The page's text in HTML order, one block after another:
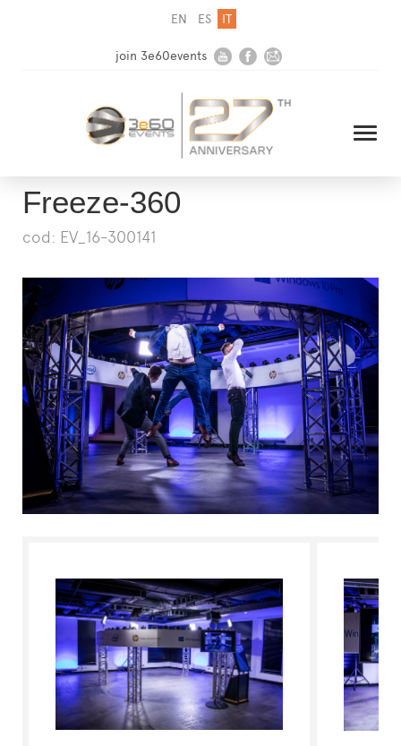
EN ES IT
join 3e60events
HOME
AZIENDA
SOLUZIONI
MEDIA
NEWSLETTER
CONTATTI
L'ESPERTO RISPONDE
Freeze-360
cod: EV_16-300141